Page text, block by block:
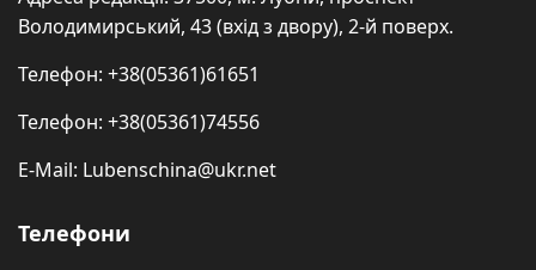
Володимирський, 43 (вхід з двору), 2-й поверх.
Телефон: +38(05361)61651
Телефон: +38(05361)74556
E-Mail: Lubenschina@ukr.net
Телефони